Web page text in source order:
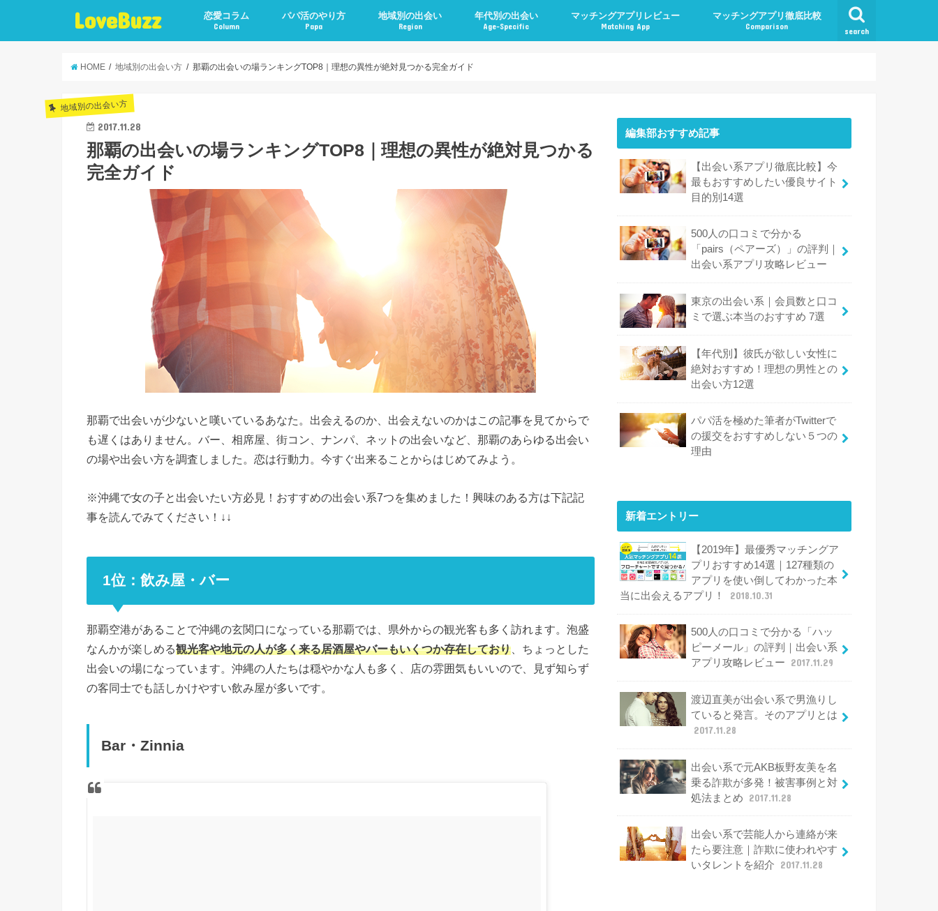
LoveBuzz search
恋愛コラム
Column
パパ活のやり方
Papa
地域別の出会い
Region
年代別の出会い
Age-Specific
マッチングアプリレビュー
Matching App
マッチングアプリ徹底比較
Comparison
HOME 地域別の出会い方 那覇の出会いの場ランキングTOP8｜理想の異性が絶対見つかる完全ガイド
地域別の出会い方
2017.11.28
那覇の出会いの場ランキングTOP8｜理想の異性が絶対見つかる
完全ガイド
那覇で出会いが少ないと嘆いているあなた。出会えるのか、出会えないのかはこの記事を見てからで
も遅くはありません。バー、相席屋、街コン、ナンパ、ネットの出会いなど、那覇のあらゆる出会い
の場や出会い方を調査しました。恋は行動力。今すぐ出来ることからはじめてみよう。
※沖縄で女の子と出会いたい方必見！おすすめの出会い系7つを集めました！興味のある方は下記記
事を読んでみてください！↓↓
1位：飲み屋・バー
那覇空港があることで沖縄の玄関口になっている那覇では、県外からの観光客も多く訪れます。泡盛
なんかが楽しめる観光客や地元の人が多く来る居酒屋やバーもいくつか存在しており 、ちょっとした
出会いの場になっています。沖縄の人たちは穏やかな人も多く、店の雰囲気もいいので、見ず知らず
の客同士でも話しかけやすい飲み屋が多いです。
Bar・Zinnia
編集部おすすめ記事
【出会い系アプリ徹底比較】今
最もおすすめしたい優良サイト
目的別14選
500人の口コミで分かる
「pairs（ペアーズ）」の評判｜
出会い系アプリ攻略レビュー
東京の出会い系｜会員数と口コ
ミで選ぶ本当のおすすめ 7選
【年代別】彼氏が欲しい女性に
絶対おすすめ！理想の男性との
出会い方12選
パパ活を極めた筆者がTwitterで
の援交をおすすめしない５つの
理由
新着エントリー
【2019年】最優秀マッチングア
プリおすすめ14選｜127種類の
アプリを使い倒してわかった本
当に出会えるアプリ！
2018.10.31
500人の口コミで分かる「ハッ
ピーメール」の評判｜出会い系
アプリ攻略レビュー
2017.11.29
渡辺直美が出会い系で男漁りし
ていると発言。そのアプリとは
2017.11.28
出会い系で元AKB板野友美を名
乗る詐欺が多発！被害事例と対
処法まとめ
2017.11.28
出会い系で芸能人から連絡が来
たら要注意｜詐欺に使われやす
いタレントを紹介
2017.11.28